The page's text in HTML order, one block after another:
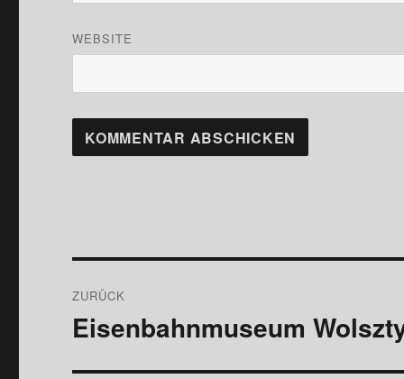
WEBSITE
ZURÜCK
Vorheriger
Eisenbahnmuseum